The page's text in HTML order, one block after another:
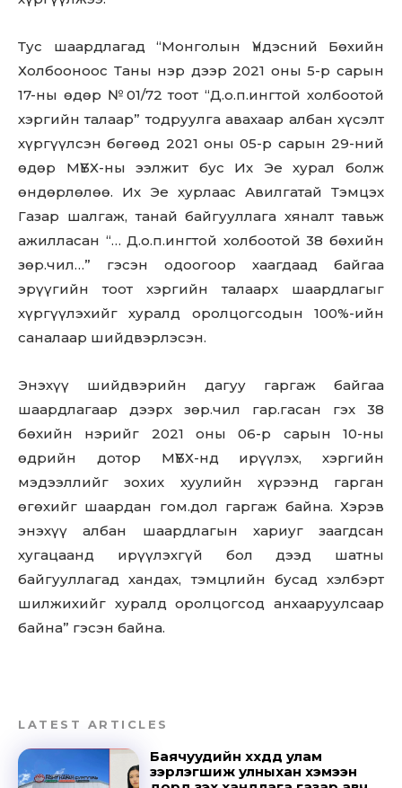
Тус шаардлагад “Монголын Үндэсний Бөхийн
Холбооноос Таны нэр дээр 2021 оны 5-р сарын
17-ны өдөр №01/72 тоот “Д.о.п.ингтой холбоотой
хэргийн талаар” тодруулга авахаар албан хүсэлт
хүргүүлсэн бөгөөд 2021 оны 05-р сарын 29-ний
өдөр МҮБХ-ны ээлжит бус Их Эе хурал болж
өндөрлөлөө. Их Эе хурлаас Авилгатай Тэмцэх
Газар шалгаж, танай байгууллага хяналт тавьж
ажилласан “… Д.о.п.ингтой холбоотой 38 бөхийн
зөр.чил…” гэсэн одоогоор хаагдаад байгаа
эрүүгийн тоот хэргийн талаарх шаардлагыг
хүргүүлэхийг хуралд оролцогсодын 100%-ийн
саналаар шийдвэрлэсэн.
Энэхүү шийдвэрийн дагуу гаргаж байгаа
шаардлагаар дээрх зөр.чил гар.гасан гэх 38
бөхийн нэрийг 2021 оны 06-р сарын 10-ны
өдрийн дотор МҮБХ-нд ирүүлэх, хэргийн
мэдээллийг зохих хуулийн хүрээнд гарган
өгөхийг шаардан гом.дол гаргаж байна. Хэрэв
энэхүү албан шаардлагын хариуг заагдсан
хугацаанд ирүүлэхгүй бол дээд шатны
байгууллагад хандах, тэмцлийн бусад хэлбэрт
шилжихийг хуралд оролцогсод анхааруулсаар
байна” гэсэн байна.
LATEST ARTICLES
Баячуудийн хүүхдүүд улам
зэрлэгшиж улныхан хэмээн